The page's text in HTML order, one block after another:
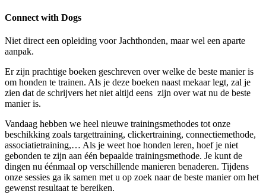
Connect with Dogs
Niet direct een opleiding voor Jachthonden, maar wel een aparte
aanpak.
Er zijn prachtige boeken geschreven over welke de beste manier is
om honden te trainen. Als je deze boeken naast mekaar legt, zal je
zien dat de schrijvers het niet altijd eens zijn over wat nu de beste
manier is.
Vandaag hebben we heel nieuwe trainingsmethodes tot onze
beschikking zoals targettraining, clickertraining, connectiemethode,
associatietraining,… Als je weet hoe honden leren, hoef je niet
gebonden te zijn aan één bepaalde trainingsmethode. Je kunt de
dingen nu éénmaal op verschillende manieren benaderen. Tijdens
onze sessies ga ik samen met u op zoek naar de beste manier om het
gewenst resultaat te bereiken.